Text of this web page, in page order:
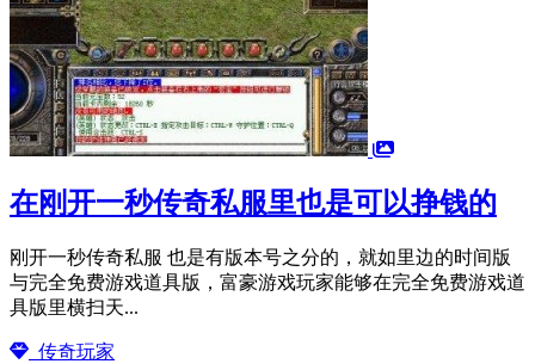
在刚开一秒传奇私服里也是可以挣钱的
刚开一秒传奇私服 也是有版本号之分的，就如里边的时间版
与完全免费游戏道具版，富豪游戏玩家能够在完全免费游戏道
具版里横扫天...
传奇玩家